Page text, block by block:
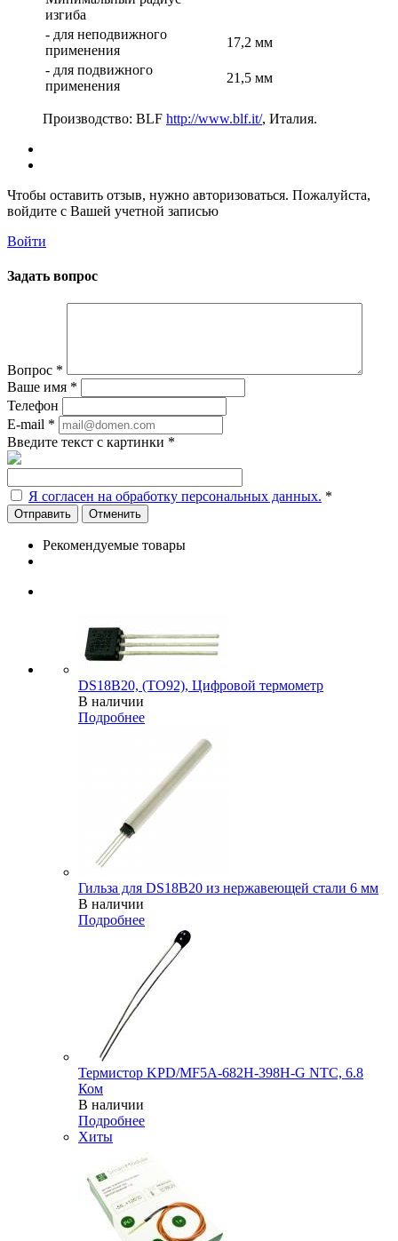
изгиба
- для неподвижного
применения
17,2 мм
- для подвижного
применения
21,5 мм
Производство: BLF http://www.blf.it/, Италия.
Чтобы оставить отзыв, нужно авторизоваться. Пожалуйста,
войдите с Вашей учетной записью
Войти
Задать вопрос
Вопрос *
Ваше имя *
Телефон
E-mail *
Введите текст с картинки *
Я согласен на обработку персональных данных. *
Отменить
Рекомендуемые товары
DS18B20, (TO92), Цифровой термометр
В наличии
Подробнее
Гильза для DS18B20 из нержавеющей стали 6 мм
В наличии
Подробнее
Термистор KPD/MF5A-682H-398H-G NTC, 6.8
Ком
В наличии
Подробнее
Хиты